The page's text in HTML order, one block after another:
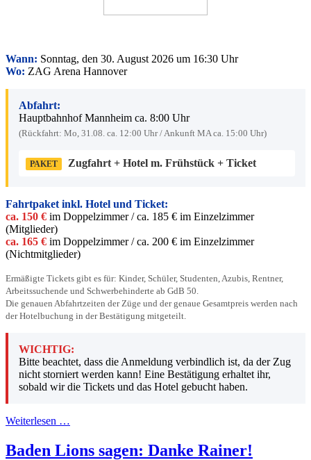
Wann: Sonntag, den 30. August 2026 um 16:30 Uhr
Wo: ZAG Arena Hannover
Abfahrt:
Hauptbahnhof Mannheim ca. 8:00 Uhr
(Rückfahrt: Mo, 31.08. ca. 12:00 Uhr / Ankunft MA ca. 15:00 Uhr)
PAKET Zugfahrt + Hotel m. Frühstück + Ticket
Fahrtpaket inkl. Hotel und Ticket:
ca. 150 € im Doppelzimmer / ca. 185 € im Einzelzimmer
(Mitglieder)
ca. 165 € im Doppelzimmer / ca. 200 € im Einzelzimmer
(Nichtmitglieder)
Ermäßigte Tickets gibt es für: Kinder, Schüler, Studenten, Azubis, Rentner,
Arbeitssuchende und Schwerbehinderte ab GdB 50.
Die genauen Abfahrtzeiten der Züge und der genaue Gesamtpreis werden nach
der Hotelbuchung in der Bestätigung mitgeteilt.
WICHTIG:
Bitte beachtet, dass die Anmeldung verbindlich ist, da der Zug
nicht storniert werden kann! Eine Bestätigung erhaltet ihr,
sobald wir die Tickets und das Hotel gebucht haben.
Weiterlesen …
Baden Lions sagen: Danke Rainer!